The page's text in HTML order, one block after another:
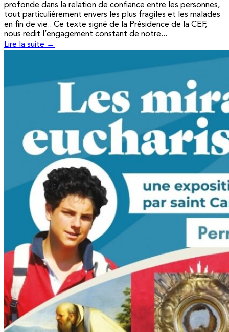
profonde dans la relation de confiance entre les personnes,
tout particulièrement envers les plus fragiles et les malades
en fin de vie.. Ce texte signé de la Présidence de la CEF,
nous redit l’engagement constant de notre...
Lire la suite →